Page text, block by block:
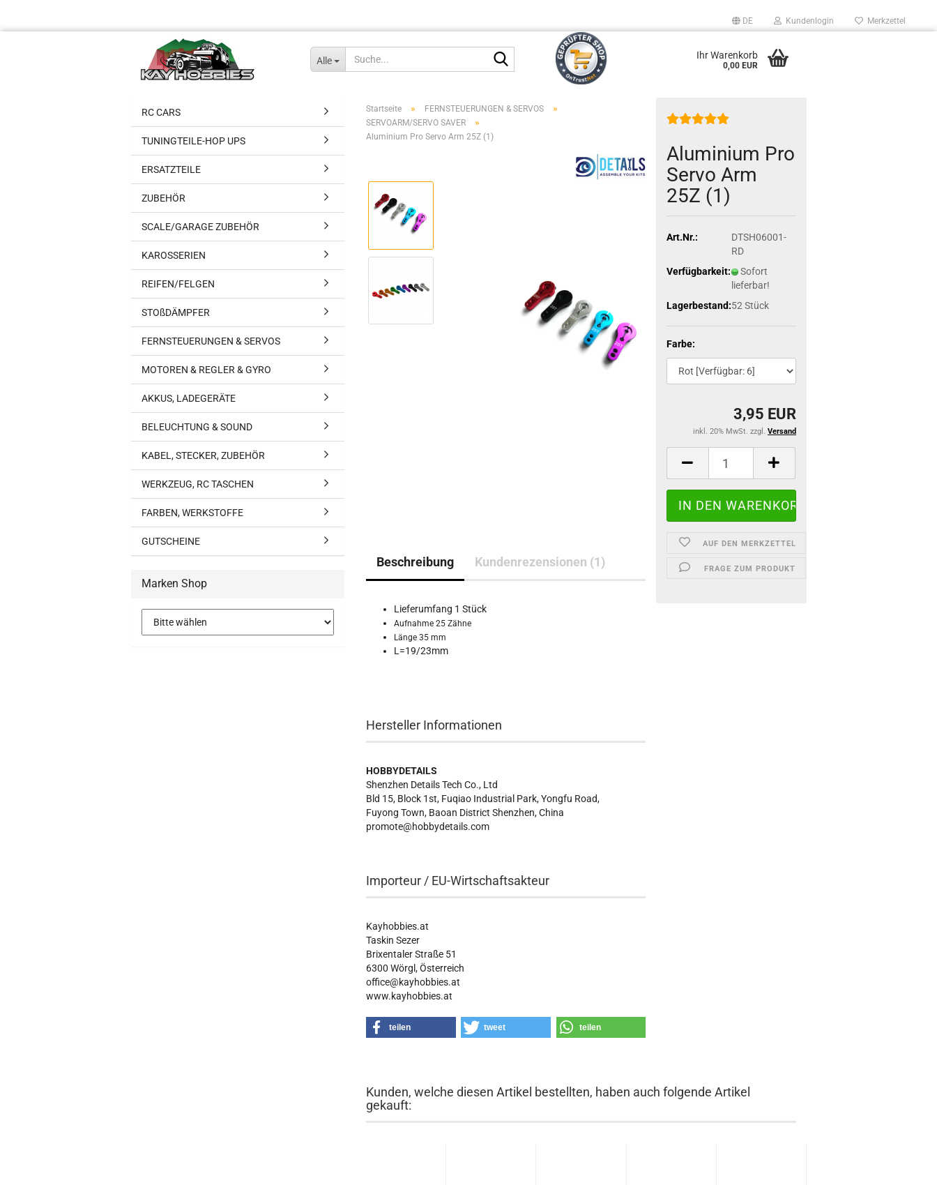
DE Kundenlogin Merkzettel
Alle Ihr Warenkorb
0,00 EUR
Startseite » FERNSTEUERUNGEN & SERVOS »
SERVOARM/SERVO SAVER »
Aluminium Pro Servo Arm 25Z (1)
Aluminium Pro
Servo Arm
25Z (1)
Art.Nr.:
DTSH06001-
RD
Verfügbarkeit:
Sofort
lieferbar!
Lagerbestand:52 Stück
Farbe:
3,95 EUR
inkl. 20% MwSt. zzgl. Versand
AUF DEN MERKZETTEL
FRAGE ZUM PRODUKT
Beschreibung Kundenrezensionen (1)
Lieferumfang 1 Stück
Aufnahme 25 Zähne
Länge 35 mm
L=19/23mm
Hersteller Informationen
HOBBYDETAILS
Shenzhen Details Tech Co., Ltd
Bld 15, Block 1st, Fuqiao Industrial Park, Yongfu Road,
Fuyong Town, Baoan District Shenzhen, China
promote@hobbydetails.com
Importeur / EU-Wirtschaftsakteur
Kayhobbies.at
Taskin Sezer
Brixentaler Straße 51
6300 Wörgl, Österreich
office@kayhobbies.at
www.kayhobbies.at
teilen tweet teilen
Kunden, welche diesen Artikel bestellten, haben auch folgende Artikel
gekauft:
RC CARS
TUNINGTEILE-HOP UPS
ERSATZTEILE
ZUBEHÖR
SCALE/GARAGE ZUBEHÖR
KAROSSERIEN
REIFEN/FELGEN
STOßDÄMPFER
FERNSTEUERUNGEN & SERVOS
MOTOREN & REGLER & GYRO
AKKUS, LADEGERÄTE
BELEUCHTUNG & SOUND
KABEL, STECKER, ZUBEHÖR
WERKZEUG, RC TASCHEN
FARBEN, WERKSTOFFE
GUTSCHEINE
Marken Shop